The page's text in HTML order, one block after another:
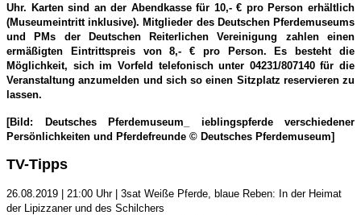
Uhr. Karten sind an der Abendkasse für 10,- € pro Person erhältlich
(Museumeintritt inklusive). Mitglieder des Deutschen Pferdemuseums
und PMs der Deutschen Reiterlichen Vereinigung zahlen einen
ermäßigten Eintrittspreis von 8,- € pro Person. Es besteht die
Möglichkeit, sich im Vorfeld telefonisch unter 04231/807140 für die
Veranstaltung anzumelden und sich so einen Sitzplatz reservieren zu
lassen.
[Bild: Deutsches Pferdemuseum_ ieblingspferde verschiedener
Persönlichkeiten und Pferdefreunde © Deutsches Pferdemuseum]
TV-Tipps
26.08.2019 | 21:00 Uhr | 3sat Weiße Pferde, blaue Reben: In der Heimat
der Lipizzaner und des Schilchers